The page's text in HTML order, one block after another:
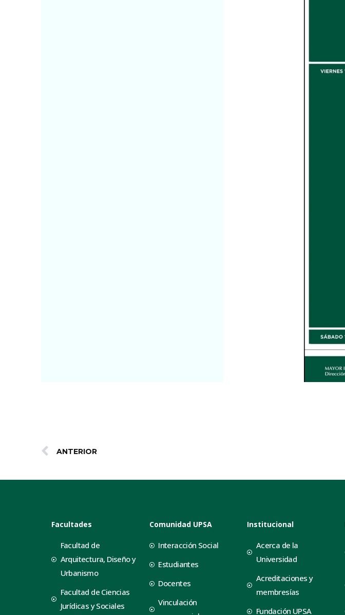
ANTERIOR
Facultades
Facultad de
Arquitectura, Diseño y
Urbanismo
Facultad de Ciencias
Jurídicas y Sociales
Comunidad UPSA
Interacción Social
Estudiantes
Docentes
Vinculación
Institucional
Acerca de la
Universidad
Acreditaciones y
membresías
Fundación UPSA